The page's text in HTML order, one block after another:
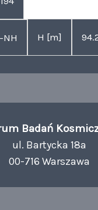
NH H [m]
Badań
ul. Bartycka 18a
00-716 Warszawa